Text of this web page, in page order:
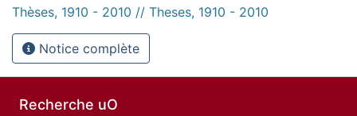
Thèses, 1910 - 2010 // Theses, 1910 - 2010
Notice complète
Recherche uO